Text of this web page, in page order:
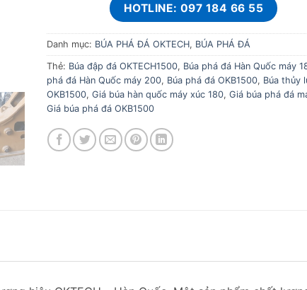
HOTLINE: 097 184 66 55
Danh mục: BÚA PHÁ ĐÁ OKTECH, BÚA PHÁ ĐÁ
Thẻ: Búa đập đá OKTECH1500, Búa phá đá Hàn Quốc máy
phá đá Hàn Quốc máy 200, Búa phá đá OKB1500, Búa thủy
OKB1500, Giá búa hàn quốc máy xúc 180, Giá búa phá đá
Giá búa phá đá OKB1500